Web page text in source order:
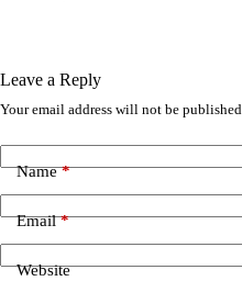
Leave a Reply
Your email address will not be published.
Name*
Email*
Website
A
t
e
t
i